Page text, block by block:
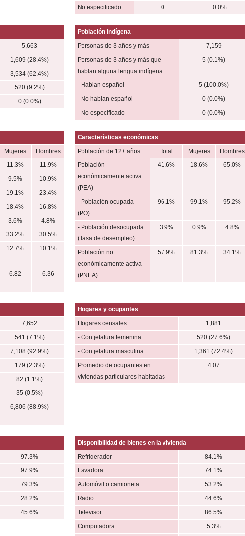
No especificado
0 0.0%
5,663
1,609 (28.4%)
3,534 (62.4%)
520 (9.2%)
0 (0.0%)
Población indígena
Personas de 3 años y más
7,159
Personas de 3 años y más que
hablan alguna lengua indígena
5 (0.1%)
- Hablan español
5 (100.0%)
- No hablan español
0 (0.0%)
- No especificado
0 (0.0%)
Mujeres
Hombres
11.3%
11.9%
9.5%
10.9%
19.1%
23.4%
18.4%
16.8%
3.6%
4.8%
33.2%
30.5%
12.7% 10.1%
6.82 6.36
Características económicas
Población de 12+ años
Total Mujeres
Hombres
Población
económicamente activa
(PEA)
41.6% 18.6% 65.0%
- Población ocupada
(PO)
96.1% 99.1% 95.2%
- Población desocupada
(Tasa de desempleo)
3.9% 0.9% 4.8%
Población no
económicamente activa
(PNEA)
57.9% 81.3% 34.1%
7,652
541 (7.1%)
7,108 (92.9%)
179 (2.3%)
82 (1.1%)
35 (0.5%)
6,806 (88.9%)
Hogares y ocupantes
Hogares censales
1,881
- Con jefatura femenina
520 (27.6%)
- Con jefatura masculina
1,361 (72.4%)
Promedio de ocupantes en
viviendas particulares habitadas
4.07
97.3%
97.9%
79.3%
28.2%
45.6%
Disponibilidad de bienes en la vivienda
Refrigerador
84.1%
Lavadora
74.1%
Automóvil o camioneta
53.2%
Radio
44.6%
Televisor
86.5%
Computadora
5.3%